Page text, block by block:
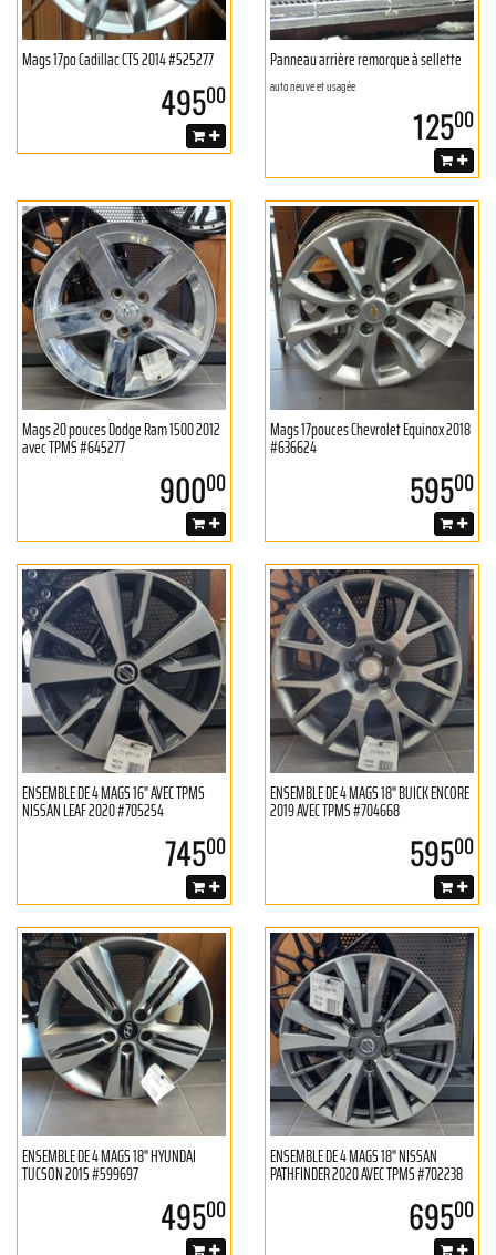
Mags 17po Cadillac CTS 2014 #525277
49500
Panneau arrière remorque à sellette
auto neuve et usagée
12500
Mags 20 pouces Dodge Ram 1500 2012
avec TPMS #645277
90000
Mags 17pouces Chevrolet Equinox 2018
#636624
59500
ENSEMBLE DE 4 MAGS 16" AVEC TPMS
NISSAN LEAF 2020 #705254
74500
ENSEMBLE DE 4 MAGS 18" BUICK ENCORE
2019 AVEC TPMS #704668
59500
ENSEMBLE DE 4 MAGS 18" HYUNDAI
TUCSON 2015 #599697
49500
ENSEMBLE DE 4 MAGS 18" NISSAN
PATHFINDER 2020 AVEC TPMS #702238
69500